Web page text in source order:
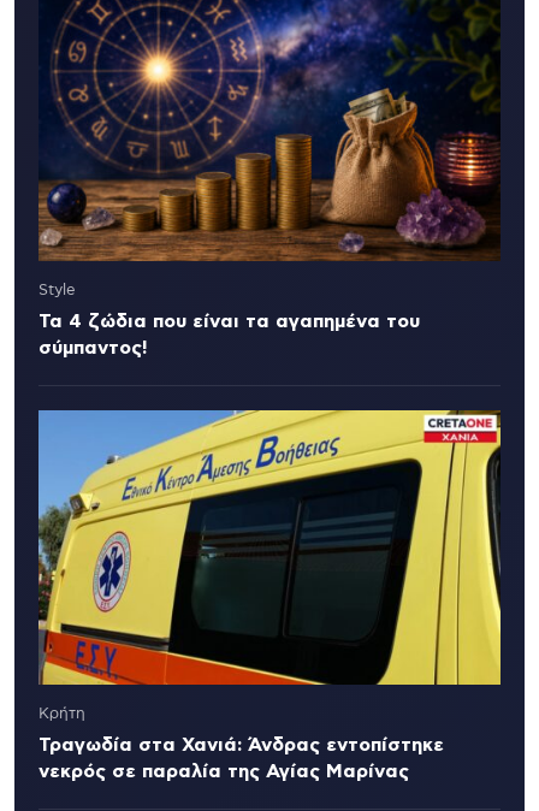
Style
Τα 4 ζώδια που είναι τα αγαπημένα του
σύμπαντος!
Κρήτη
Τραγωδία στα Χανιά: Άνδρας εντοπίστηκε
νεκρός σε παραλία της Αγίας Μαρίνας